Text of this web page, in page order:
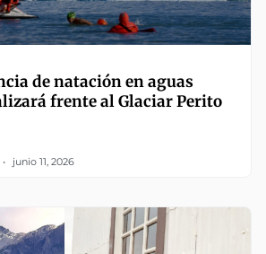
de natación en aguas
frente al Glaciar Perito
junio 11, 2026